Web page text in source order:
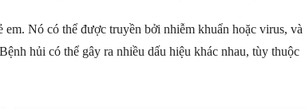
ngày
Nó có thể được truyền bởi nhiễm khuẩn hoặc virus, và
hủi có thể gây ra nhiều dấu hiệu khác nhau, tùy thuộc